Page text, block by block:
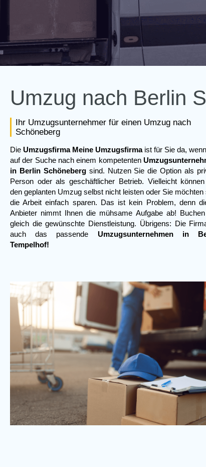
Umzug nach Berlin
Ihr Umzugsunternehmer für einen Umzug nach
Schöneberg
Die Umzugsfirma Meine Umzugsfirmaist für Sie da,
auf der Suche nach einem kompetenten
in Berlin Schönebergsind. Nutzen Sie die Option als
Person oder als geschäftlicher Betrieb. Vielleicht
den geplanten Umzug selbst nicht leisten oder Sie möchten
die Arbeit einfach sparen. Das ist kein Problem, denn
Anbieter nimmt Ihnen die mühsame Aufgabe ab!
gleich die gewünschte Dienstleistung. Übrigens: Die
auch das passende Umzugsunternehmen in
Tempelhof!